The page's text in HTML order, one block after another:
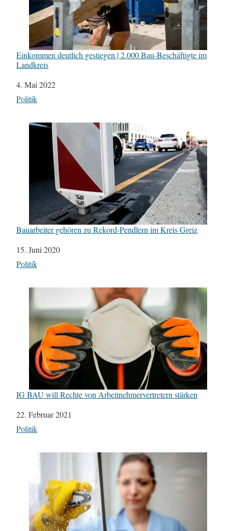
Einkommen deutlich gestiegen | 2.000 Bau-Beschäftigte im
Landkreis
Datum
4. Mai 2022
In Bezug auf
Politik
Bauarbeiter gehören zu Rekord-Pendlern im Kreis Greiz
Datum
15. Juni 2020
In Bezug auf
Politik
IG BAU will Rechte von Arbeitnehmervertretern stärken
Datum
22. Februar 2021
In Bezug auf
Politik